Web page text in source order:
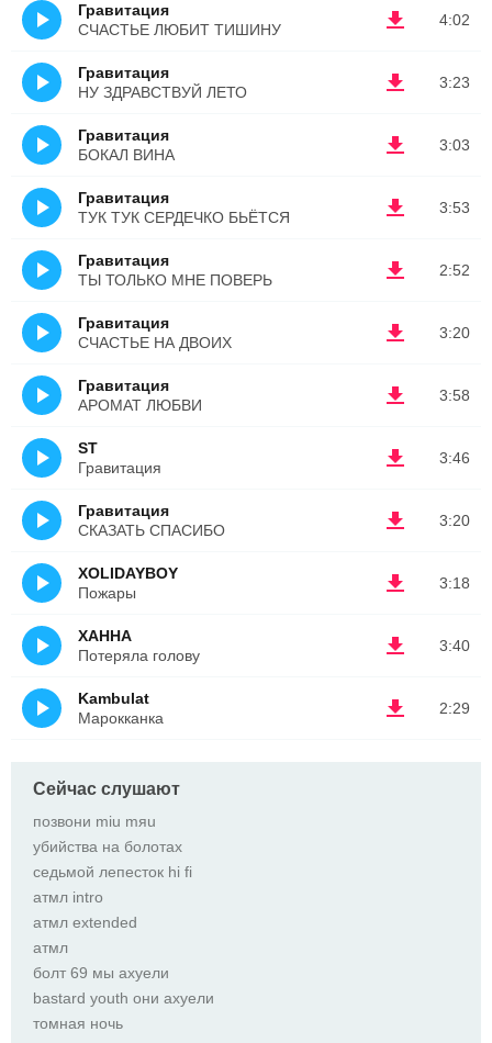
4:02
Гравитация
СЧАСТЬЕ ЛЮБИТ ТИШИНУ
3:23
Гравитация
НУ ЗДРАВСТВУЙ ЛЕТО
3:03
Гравитация
БОКАЛ ВИНА
3:53
Гравитация
ТУК ТУК СЕРДЕЧКО БЬЁТСЯ
2:52
Гравитация
ТЫ ТОЛЬКО МНЕ ПОВЕРЬ
3:20
Гравитация
СЧАСТЬЕ НА ДВОИХ
3:58
Гравитация
АРОМАТ ЛЮБВИ
3:46
ST
Гравитация
3:20
Гравитация
СКАЗАТЬ СПАСИБО
3:18
XOLIDAYBOY
Пожары
3:40
ХАННА
Потеряла голову
2:29
Kambulat
Марокканка
Сейчас слушают
позвони miu mяu
убийства на болотах
седьмой лепесток hi fi
атмл intro
атмл extended
атмл
болт 69 мы ахуели
bastard youth они ахуели
томная ночь